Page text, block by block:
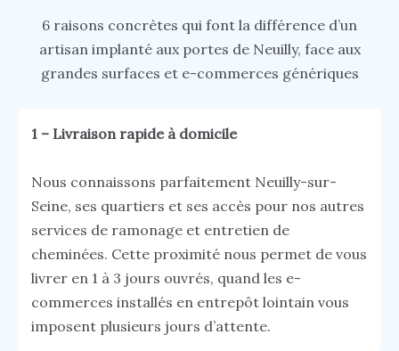
6 raisons concrètes qui font la différence d’un
artisan implanté aux portes de Neuilly, face aux
grandes surfaces et e-commerces génériques
1 – Livraison rapide à domicile
Nous connaissons parfaitement Neuilly-sur-
Seine, ses quartiers et ses accès pour nos autres
services de ramonage et entretien de
cheminées. Cette proximité nous permet de vous
livrer en 1 à 3 jours ouvrés, quand les e-
commerces installés en entrepôt lointain vous
imposent plusieurs jours d’attente.